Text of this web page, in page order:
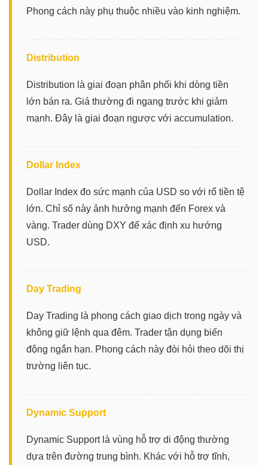
Phong cách này phụ thuộc nhiều vào kinh nghiệm.
Distribution
Distribution là giai đoạn phân phối khi dòng tiền
lớn bán ra. Giá thường đi ngang trước khi giảm
mạnh. Đây là giai đoạn ngược với accumulation.
Dollar Index
Dollar Index đo sức mạnh của USD so với rổ tiền tệ
lớn. Chỉ số này ảnh hưởng mạnh đến Forex và
vàng. Trader dùng DXY để xác định xu hướng
USD.
Day Trading
Day Trading là phong cách giao dịch trong ngày và
không giữ lệnh qua đêm. Trader tận dụng biến
động ngắn hạn. Phong cách này đòi hỏi theo dõi thị
trường liên tục.
Dynamic Support
Dynamic Support là vùng hỗ trợ di động thường
dựa trên đường trung bình. Khác với hỗ trợ tĩnh,